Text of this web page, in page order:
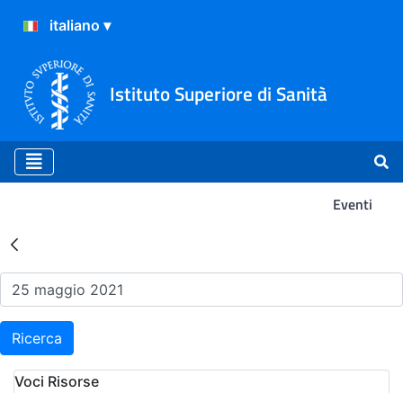
Istituto Superiore di Sanità
Eventi
Risultati della Ricerca -
Ricerca
Voci Risorse